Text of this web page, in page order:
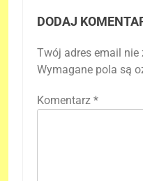
DODAJ
Twój adres email
Wymagane pola są
Komentarz *